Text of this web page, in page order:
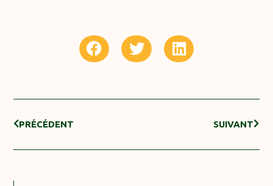
PRÉCÉDENT SUIVANT